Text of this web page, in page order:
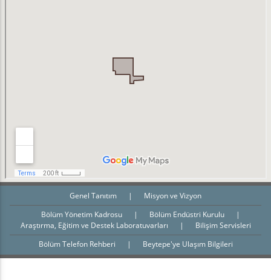
Genel Tanıtım |
Misyon ve Vizyon
Bölüm Yönetim Kadrosu
| Bölüm Endüstri Kurulu
|
Araştırma, Eğitim ve Destek Laboratuvarları
|
Bilişim Servisleri
Bölüm Telefon Rehberi
| Beytepe'ye Ulaşım Bilgileri